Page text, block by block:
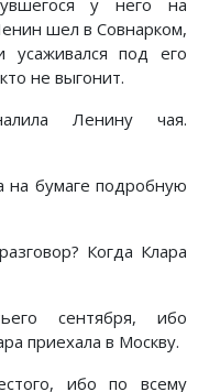
у него на
шел в Совнарком,
под его
не выгонит.
Ленину чая.
на бумаге подробную
Когда Клара
сентября, ибо
приехала в Москву.
ибо по всему